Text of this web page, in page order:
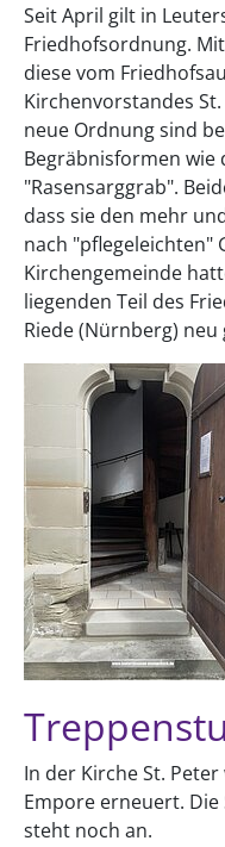
Seit April gilt in
Friedhofsordnung.
diese vom
Kirchenvorstandes
neue Ordnung sind
Begräbnisformen wie
"Rasensarggrab".
dass sie den mehr
nach "pflegeleichten"
Kirchengemeinde
liegenden Teil des
Riede (Nürnberg) neu
In der Kirche St.
Empore erneuert.
steht noch an.